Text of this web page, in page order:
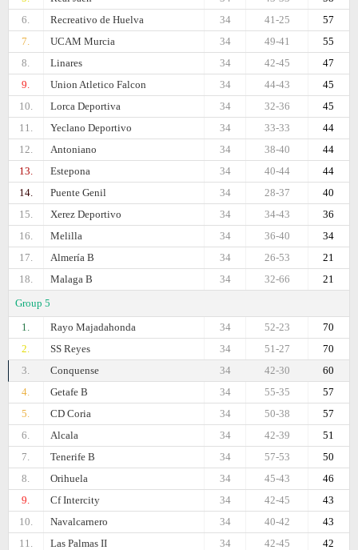
6.
Recreativo de Huelva 57
41-25
34
7.
UCAM Murcia 55
49-41
34
8.
Linares 47
42-45
34
9.
Union Atletico Falcon 45
44-43
34
10.
Lorca Deportiva 45
32-36
34
11.
Yeclano Deportivo 44
33-33
34
12.
Antoniano 44
38-40
34
13.
Estepona 44
40-44
34
14.
Puente Genil 40
28-37
34
15.
Xerez Deportivo 36
34-43
34
16.
Melilla 34
36-40
34
17.
Almería B 21
26-53
34
18.
Malaga B 21
32-66
34
Group 5
1.
Rayo Majadahonda 70
52-23
34
2.
SS Reyes 70
51-27
34
3.
Conquense 60
42-30
34
4.
Getafe B 57
55-35
34
5.
CD Coria 57
50-38
34
6.
Alcala 51
42-39
34
7.
Tenerife B 50
57-53
34
8.
Orihuela 46
45-43
34
9.
Cf Intercity 43
42-45
34
10.
Navalcarnero 43
40-42
34
11.
Las Palmas II 42
42-45
34